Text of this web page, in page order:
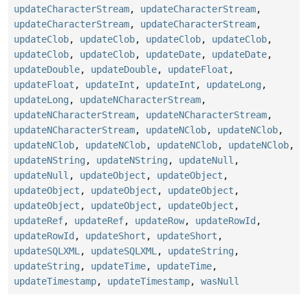
updateCharacterStream, updateCharacterStream,
updateCharacterStream, updateCharacterStream,
updateClob, updateClob, updateClob, updateClob,
updateClob, updateClob, updateDate, updateDate,
updateDouble, updateDouble, updateFloat ,
updateFloat , updateInt , updateInt , updateLong ,
updateLong , updateNCharacterStream,
updateNCharacterStream, updateNCharacterStream,
updateNCharacterStream, updateNClob, updateNClob,
updateNClob, updateNClob, updateNClob, updateNClob,
updateNString , updateNString , updateNull ,
updateNull , updateObject , updateObject ,
updateObject , updateObject , updateObject ,
updateObject , updateObject , updateObject ,
updateRef, updateRef, updateRow, updateRowId ,
updateRowId , updateShort , updateShort ,
updateSQLXML , updateSQLXML , updateString ,
updateString , updateTime, updateTime,
updateTimestamp, updateTimestamp, wasNull